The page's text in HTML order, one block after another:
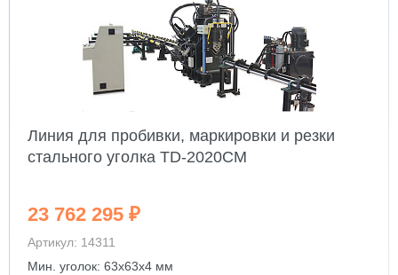
Линия для пробивки, маркировки и резки
стального уголка TD-2020CM
23 762 295 ₽
Артикул: 14311
Мин. уголок: 63x63x4 мм